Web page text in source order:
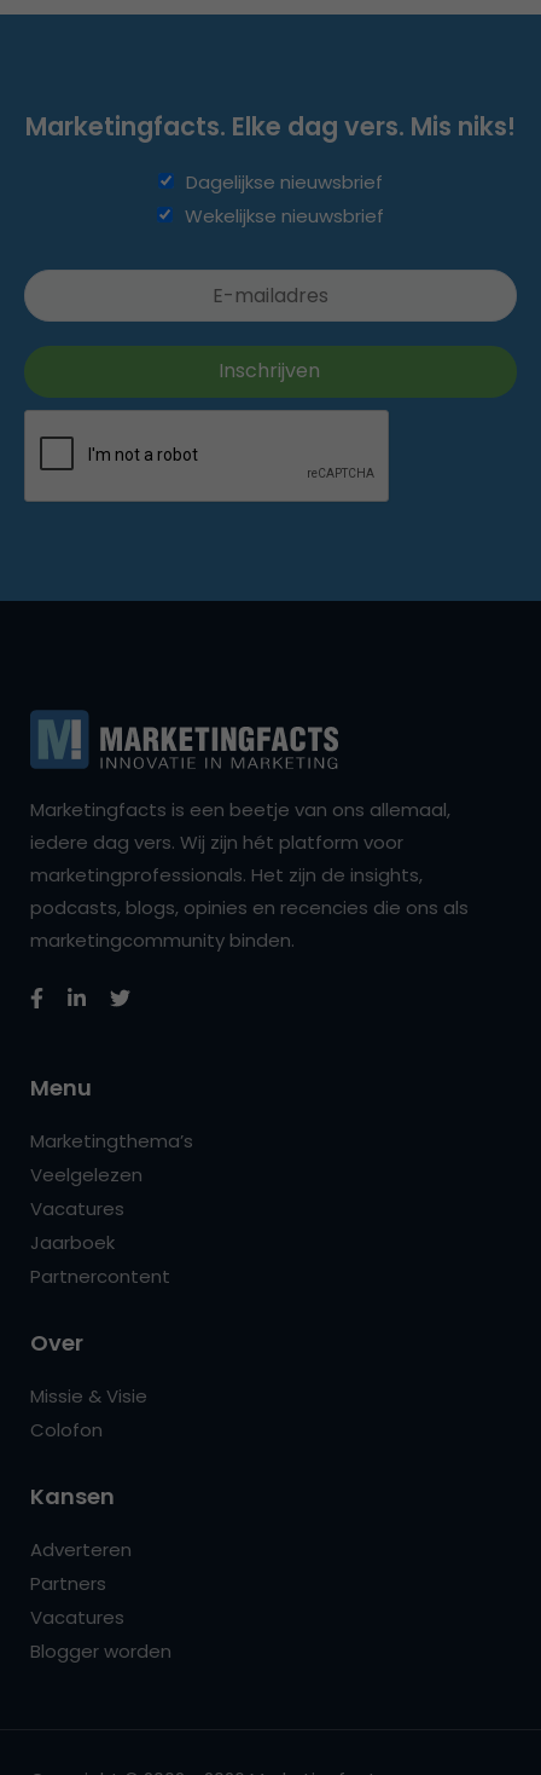
Marketingfacts. Elke dag vers. Mis niks!
Dagelijkse nieuwsbrief
Wekelijkse nieuwsbrief
Marketingfacts is een beetje van ons allemaal,
iedere dag vers. Wij zijn hét platform voor
marketingprofessionals. Het zijn de insights,
podcasts, blogs, opinies en recencies die ons als
marketingcommunity binden.
Menu
Marketingthema’s
Veelgelezen
Vacatures
Jaarboek
Partnercontent
Over
Missie & Visie
Colofon
Kansen
Adverteren
Partners
Vacatures
Blogger worden